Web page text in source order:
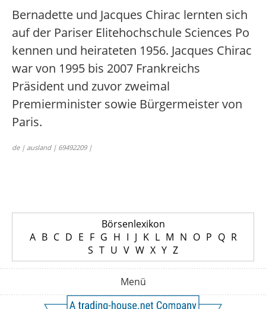
Bernadette und Jacques Chirac lernten sich
auf der Pariser Elitehochschule Sciences Po
kennen und heirateten 1956. Jacques Chirac
war von 1995 bis 2007 Frankreichs
Präsident und zuvor zweimal
Premierminister sowie Bürgermeister von
Paris.
de | ausland | 69492209 |
Börsenlexikon
A B C D E F G H I J K L M N O P Q R
S T U V W X Y Z
Menü